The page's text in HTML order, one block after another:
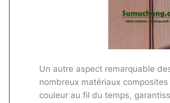
Un autre aspect remarquable
nombreux matériaux
couleur au fil du temps,